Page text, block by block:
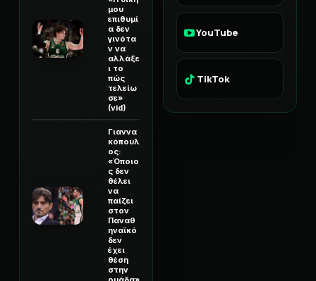
μου
επιθυμί
α δεν
γινότα
ν να
αλλάξε
ι το
πώς
τελείω
σε»
(vid)
Γιαννα
κόπουλ
ος:
«Όποιο
ς δεν
θέλει
να
παίζει
στον
Παναθ
ηναϊκό
δεν
έχει
θέση
στην
YouTube
TikTok